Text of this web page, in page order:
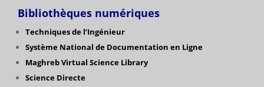
Bibliothèques numériques
Techniques de l’Ingénieur
Système National de Documentation en Ligne
Maghreb Virtual Science Library
Science Directe